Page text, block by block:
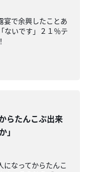
宴で余興したことあ
ないです」２１％テ
らたんこぶ出来
」
になってからたんこ